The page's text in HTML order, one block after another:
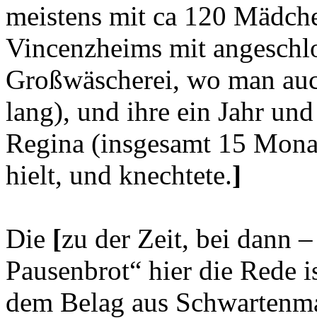
meistens mit ca 120
Vincenzheims mit
Großwäscherei, wo man
lang), und ihre ein Jahr
Regina (insgesamt 15
hielt, und knechtete.]
Die [zu der Zeit, bei dann
Pausenbrot“ hier die Rede
dem Belag aus